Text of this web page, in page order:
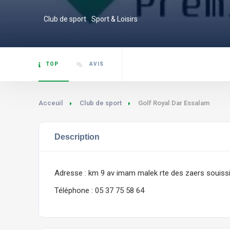
Club de sport Sport & Loisirs
TOP AVIS
Acceuil Club de sport Golf Royal Dar Essalam
Description
Adresse : km 9 av imam malek rte des zaers souissi
Téléphone : 05 37 75 58 64